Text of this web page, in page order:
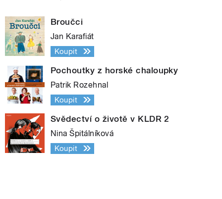
Broučci
Jan Karafiát
Koupit
Pochoutky z horské chaloupky
Patrik Rozehnal
Koupit
Svědectví o životě v KLDR 2
Nina Špitálníková
Koupit